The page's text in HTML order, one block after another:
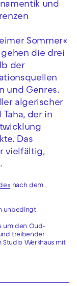
und
Sommer«
die drei
der
und Genres.
algerischer
Taha, der in
Das
vielfältig,
nach dem
unbedingt
um den Oud-
treibender
Studio Werkhaus mit